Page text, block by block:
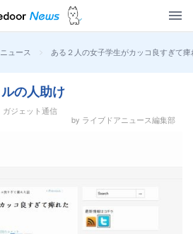
ュース > ある２人の女子学生がカッコ良すぎて痺
の人助け
ガジェット通信
by ライブドアニュース編集部